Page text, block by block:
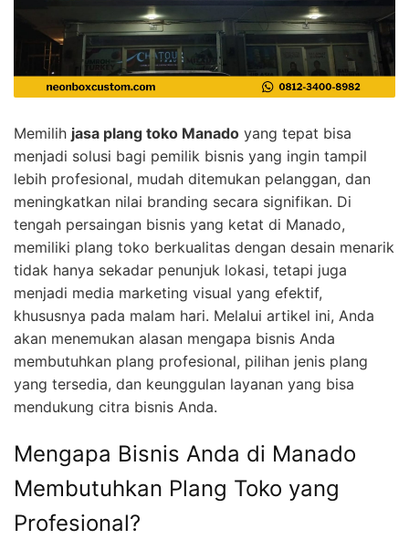
Memilih jasa plang toko Manado yang tepat bisa
menjadi solusi bagi pemilik bisnis yang ingin tampil
lebih profesional, mudah ditemukan pelanggan, dan
meningkatkan nilai branding secara signifikan. Di
tengah persaingan bisnis yang ketat di Manado,
memiliki plang toko berkualitas dengan desain menarik
tidak hanya sekadar penunjuk lokasi, tetapi juga
menjadi media marketing visual yang efektif,
khususnya pada malam hari. Melalui artikel ini, Anda
akan menemukan alasan mengapa bisnis Anda
membutuhkan plang profesional, pilihan jenis plang
yang tersedia, dan keunggulan layanan yang bisa
mendukung citra bisnis Anda.
Mengapa Bisnis Anda di Manado
Membutuhkan Plang Toko yang
Profesional?